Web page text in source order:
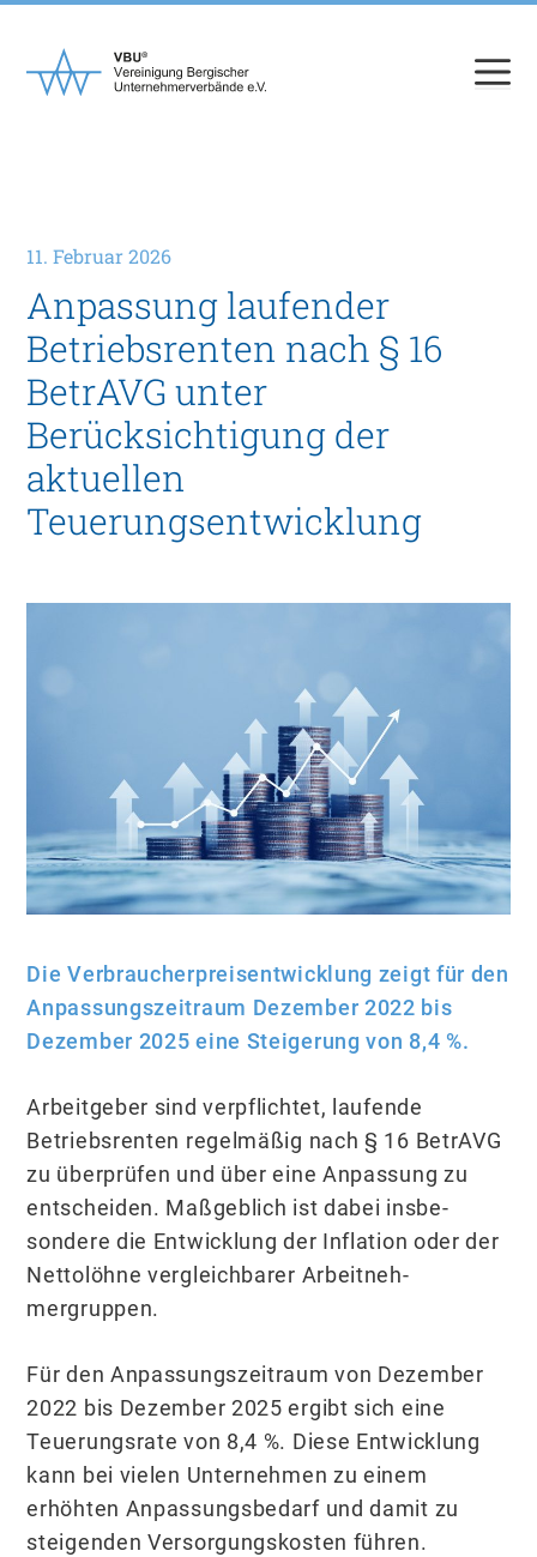
springen
Anpassung laufender
Betriebsrenten nach § 16
BetrAVG unter
Berücksichtigung der
aktuellen
Teuerungsentwicklung
11. Februar 2026
Die Verbraucherpreisentwicklung zeigt für den
Anpassungszeitraum Dezember 2022 bis
Dezember 2025 eine Steigerung von 8,4 %.
Arbeitgeber sind verpflichtet, laufende
Betriebsrenten regelmäßig nach § 16 BetrAVG
zu überprüfen und über eine Anpassung zu
entscheiden. Maßgeblich ist dabei insbe­
sondere die Entwicklung der Inflation oder der
Nettolöhne vergleichbarer Arbeitneh­
mergruppen.
Für den Anpassungszeitraum von Dezember
2022 bis Dezember 2025 ergibt sich eine
Teuerungsrate von 8,4 %. Diese Entwicklung
kann bei vielen Unternehmen zu einem
erhöhten Anpassungsbedarf und damit zu
steigenden Versorgungskosten führen.